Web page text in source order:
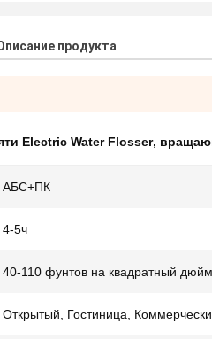
продукта
Electric Water Flosser,
АБС+ПК
4-5ч
40-110 фунтов на квадратный дюйм
Открытый, Гостиница,